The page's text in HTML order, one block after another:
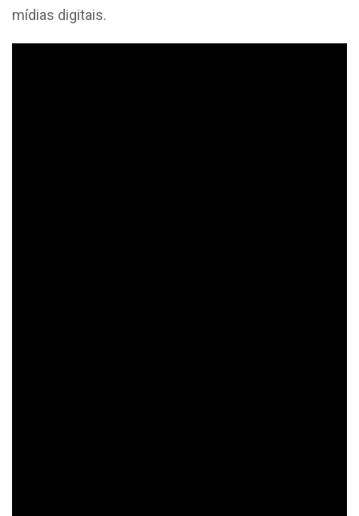
mídias digitais.